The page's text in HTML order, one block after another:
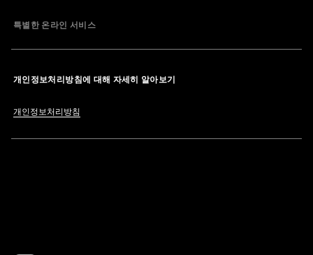
특별한 온라인 서비스
개인정보처리방침에 대해 자세히 알아보기
개인정보처리방침